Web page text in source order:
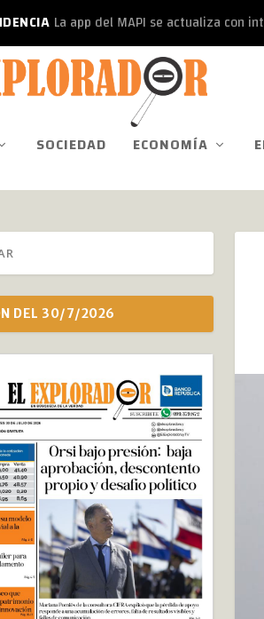
La app del MAPI se actualiza con
SOCIEDAD ECONOMÍA
DEL 30/7/2026